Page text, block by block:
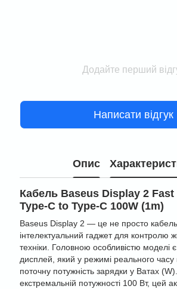
Додайте перший
Написати відгук
Опис
Кабель Baseus Display 2
Type-C to Type-C 100W (1m)
Baseus Display 2 — це не просто
інтелектуальний гаджет для контролю
техніки. Головною особливістю моделі
дисплей, який у режимі реального часу
поточну потужність зарядки у Ватах
екстремальній потужності 100 Вт, цей